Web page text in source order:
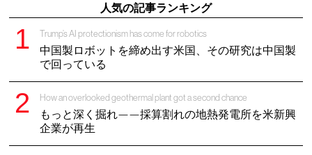
人気の記事ランキング
Trump’s AI protectionism has come for robotics
中国製ロボットを締め出す米国、その研究は中国製
で回っている
How an overlooked geothermal plant got a second chance
もっと深く掘れ——採算割れの地熱発電所を米新興
企業が再生